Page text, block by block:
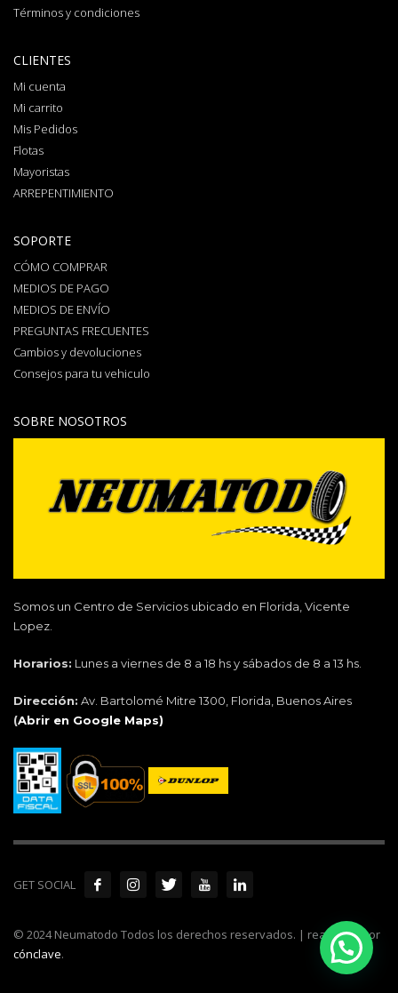
Términos y condiciones
CLIENTES
Mi cuenta
Mi carrito
Mis Pedidos
Flotas
Mayoristas
ARREPENTIMIENTO
SOPORTE
CÓMO COMPRAR
MEDIOS DE PAGO
MEDIOS DE ENVÍO
PREGUNTAS FRECUENTES
Cambios y devoluciones
Consejos para tu vehiculo
SOBRE NOSOTROS
Somos un Centro de Servicios ubicado en Florida, Vicente
Lopez.
Horarios: Lunes a viernes de 8 a 18 hs y sábados de 8 a 13 hs.
Dirección: Av. Bartolomé Mitre 1300, Florida, Buenos Aires
(Abrir en Google Maps)
GET SOCIAL
© 2024 Neumatodo Todos los derechos reservados. | realizado por
cónclave.